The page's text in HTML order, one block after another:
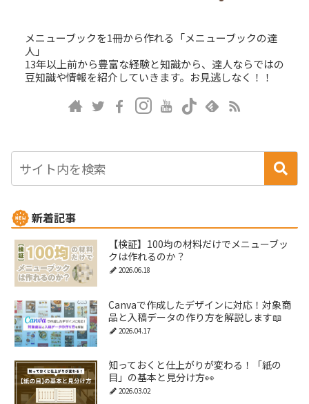
メニューブックを1冊から作れる「メニューブックの達
人」
13年以上前から豊富な経験と知識から、達人ならではの
豆知識や情報を紹介していきます。お見逃しなく！！
新着記事
【検証】100均の材料だけでメニューブッ
クは作れるのか？
2026.06.18
Canvaで作成したデザインに対応！対象商
品と入稿データの作り方を解説します📖
2026.04.17
知っておくと仕上がりが変わる！「紙の
目」の基本と見分け方👀
2026.03.02